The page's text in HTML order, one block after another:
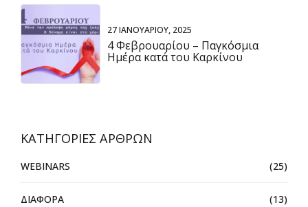
27 ΙΑΝΟΥΑΡΊΟΥ, 2025
4 Φεβρουαρίου – Παγκόσμια
Ημέρα κατά του Καρκίνου
ΚΑΤΗΓΟΡΙΕΣ ΑΡΘΡΩΝ
WEBINARS (25)
ΔΙΑΦΟΡΑ (13)